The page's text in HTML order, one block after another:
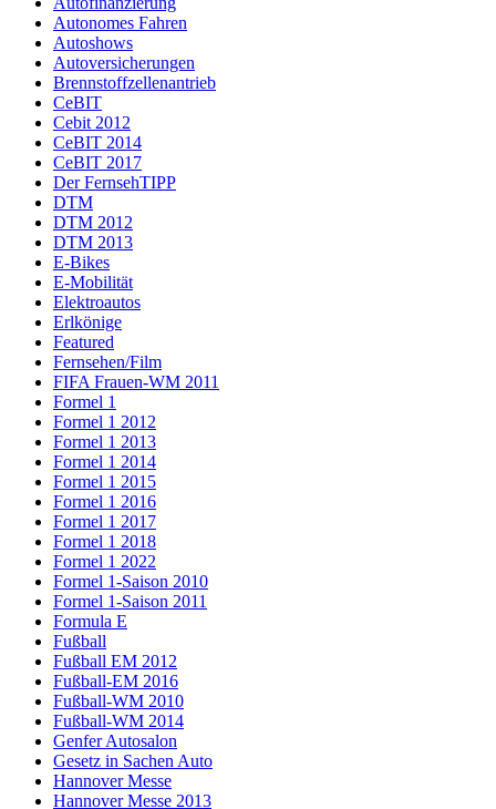
Autonomes Fahren
Autoshows
Autoversicherungen
Brennstoffzellenantrieb
CeBIT
Cebit 2012
CeBIT 2014
CeBIT 2017
Der FernsehTIPP
DTM
DTM 2012
DTM 2013
E-Bikes
E-Mobilität
Elektroautos
Erlkönige
Featured
Fernsehen/Film
FIFA Frauen-WM 2011
Formel 1
Formel 1 2012
Formel 1 2013
Formel 1 2014
Formel 1 2015
Formel 1 2016
Formel 1 2017
Formel 1 2018
Formel 1 2022
Formel 1-Saison 2010
Formel 1-Saison 2011
Formula E
Fußball
Fußball EM 2012
Fußball-EM 2016
Fußball-WM 2010
Fußball-WM 2014
Genfer Autosalon
Gesetz in Sachen Auto
Hannover Messe
Hannover Messe 2013